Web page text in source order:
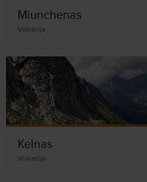
Miunchenas
Vokietija
Kelnas
Vokietija